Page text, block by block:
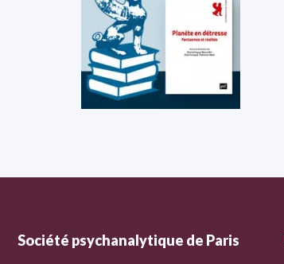
Société psychanalytique de Paris